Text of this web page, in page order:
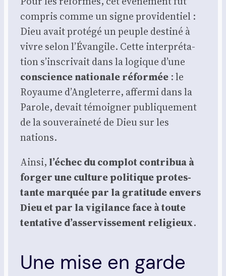
com­pris comme un signe pro­vi­den­tiel :
Dieu avait pro­té­gé un peuple des­ti­né à
vivre selon l’Évangile. Cette inter­pré­ta­
tion s’inscrivait dans la logique d’une
conscience natio­nale réfor­mée : le
Royaume d’Angleterre, affer­mi dans la
Parole, devait témoi­gner publi­que­ment
de la sou­ve­rai­ne­té de Dieu sur les
nations.
Ain­si, l’échec du com­plot contri­bua à
for­ger une culture poli­tique pro­tes­
tante mar­quée par la gra­ti­tude envers
Dieu et par la vigi­lance face à toute
ten­ta­tive d’asservissement reli­gieux.
Une mise en garde